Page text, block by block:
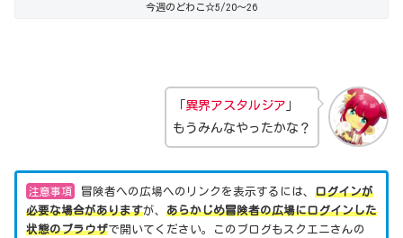
今週のどわこ☆5/20～26
異界アスタルジア
もうみんなやったかな？
注意事項 冒険者への広場へのリンクを表示するには、 ログインが
必要な場合がありますが、 あらかじめ冒険者の広場にログインした
状態のブラウザで開いてください。このブログもスクエニさんの